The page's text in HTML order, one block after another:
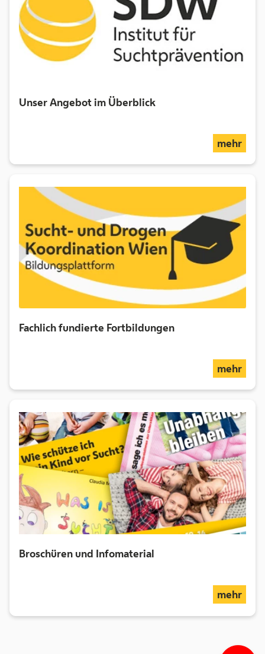
Unser Angebot im Überblick
mehr
Fachlich fundierte Fortbildungen
mehr
Broschüren und Infomaterial
mehr